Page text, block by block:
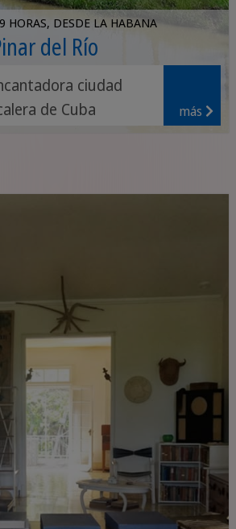
HORAS, DESDE LA HABANA
del Río
ciudad
de Cuba
más